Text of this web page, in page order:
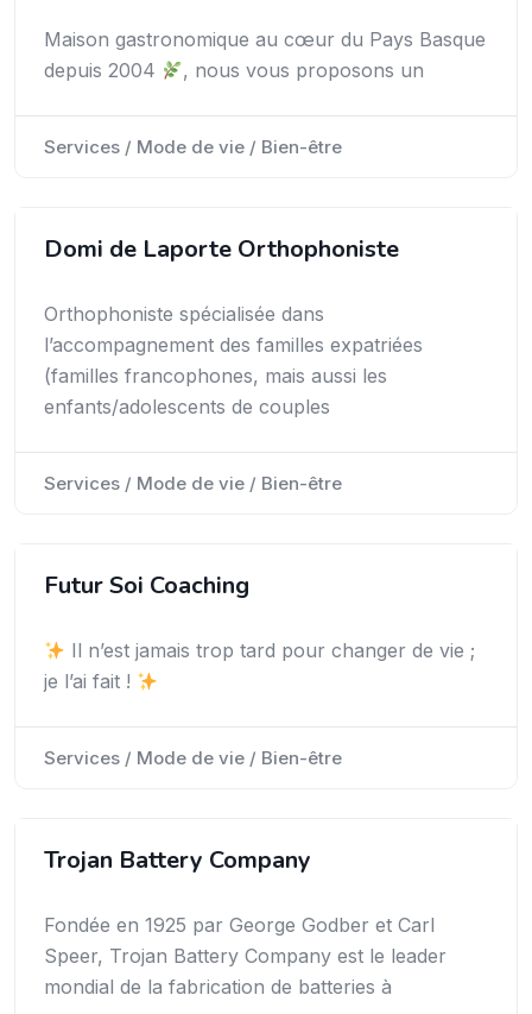
Maison gastronomique au cœur du Pays Basque
depuis 2004
, nous vous proposons un
Services / Mode de vie / Bien-être
Domi de Laporte Orthophoniste
Orthophoniste spécialisée dans
l’accompagnement des familles expatriées
(familles francophones, mais aussi les
enfants/adolescents de couples
Services / Mode de vie / Bien-être
Futur Soi Coaching
Il n’est jamais trop tard pour changer de vie ;
je l’ai fait !
Services / Mode de vie / Bien-être
Trojan Battery Company
Fondée en 1925 par George Godber et Carl
Speer, Trojan Battery Company est le leader
mondial de la fabrication de batteries à